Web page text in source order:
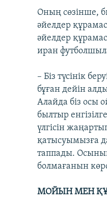
Оның сөзінше,
әйелдер
әйелдер
иран
– Біз түсінік
бұған дейін
Алайда біз осы
былтыр
үлгісін
қатысуымызға
таппады.
болмағанын
МОЙЫН МЕН